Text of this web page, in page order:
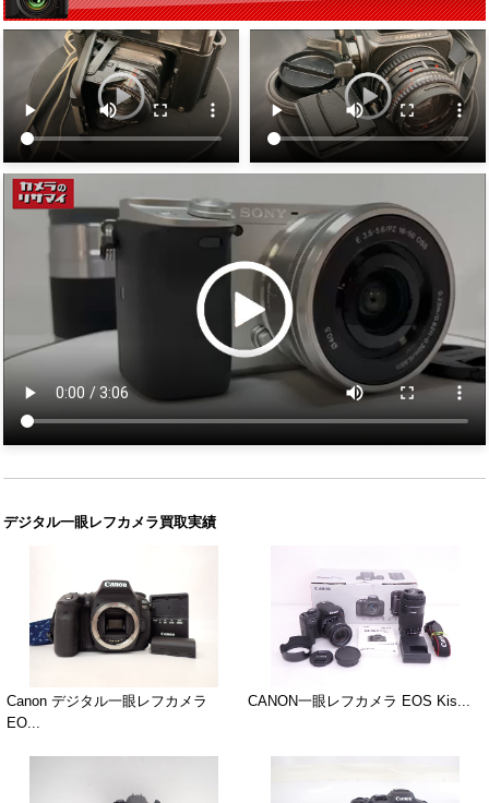
デジタル一眼レフカメラ買取実績
Canon デジタル一眼レフカメラ
EO...
CANON一眼レフカメラ EOS Kis...